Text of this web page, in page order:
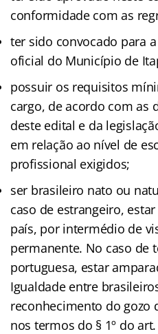
conformidade com as
ter sido convocado para
oficial do Município de
possuir os requisitos
cargo, de acordo com as
deste edital e da
em relação ao nível de
profissional exigidos;
ser brasileiro nato ou
caso de estrangeiro,
país, por intermédio de
permanente. No caso de
portuguesa, estar
Igualdade entre
reconhecimento do gozo
nos termos do § 1º do